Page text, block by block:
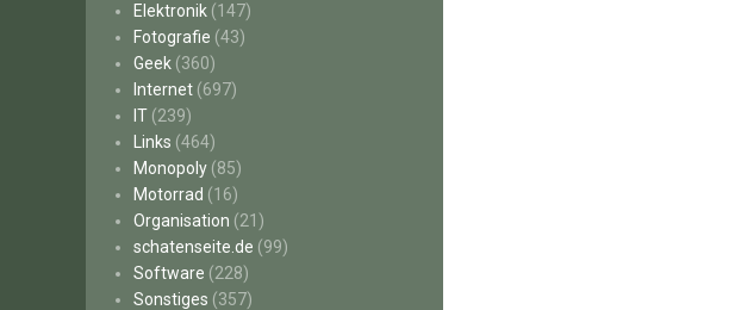
Elektronik (147)
Fotografie (43)
Geek (360)
Internet (697)
IT (239)
Links (464)
Monopoly (85)
Motorrad (16)
Organisation (21)
schatenseite.de (99)
Software (228)
Sonstiges (357)